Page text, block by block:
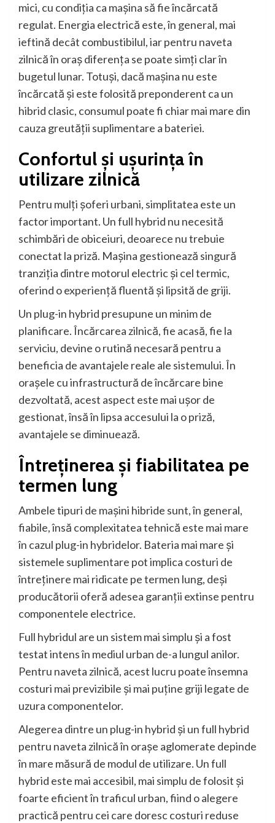
mici, cu condiția ca mașina să fie încărcată
regulat. Energia electrică este, în general, mai
ieftină decât combustibilul, iar pentru naveta
zilnică în oraș diferența se poate simți clar în
bugetul lunar. Totuși, dacă mașina nu este
încărcată și este folosită preponderent ca un
hibrid clasic, consumul poate fi chiar mai mare din
cauza greutății suplimentare a bateriei.
Confortul și ușurința în
utilizare zilnică
Pentru mulți șoferi urbani, simplitatea este un
factor important. Un full hybrid nu necesită
schimbări de obiceiuri, deoarece nu trebuie
conectat la priză. Mașina gestionează singură
tranziția dintre motorul electric și cel termic,
oferind o experiență fluentă și lipsită de griji.
Un plug-in hybrid presupune un minim de
planificare. Încărcarea zilnică, fie acasă, fie la
serviciu, devine o rutină necesară pentru a
beneficia de avantajele reale ale sistemului. În
orașele cu infrastructură de încărcare bine
dezvoltată, acest aspect este mai ușor de
gestionat, însă în lipsa accesului la o priză,
avantajele se diminuează.
Întreținerea și fiabilitatea pe
termen lung
Ambele tipuri de mașini hibride sunt, în general,
fiabile, însă complexitatea tehnică este mai mare
în cazul plug-in hybridelor. Bateria mai mare și
sistemele suplimentare pot implica costuri de
întreținere mai ridicate pe termen lung, deși
producătorii oferă adesea garanții extinse pentru
componentele electrice.
Full hybridul are un sistem mai simplu și a fost
testat intens în mediul urban de-a lungul anilor.
Pentru naveta zilnică, acest lucru poate însemna
costuri mai previzibile și mai puține griji legate de
uzura componentelor.
Alegerea dintre un plug-in hybrid și un full hybrid
pentru naveta zilnică în orașe aglomerate depinde
în mare măsură de modul de utilizare. Un full
hybrid este mai accesibil, mai simplu de folosit și
foarte eficient în traficul urban, fiind o alegere
practică pentru cei care doresc costuri reduse